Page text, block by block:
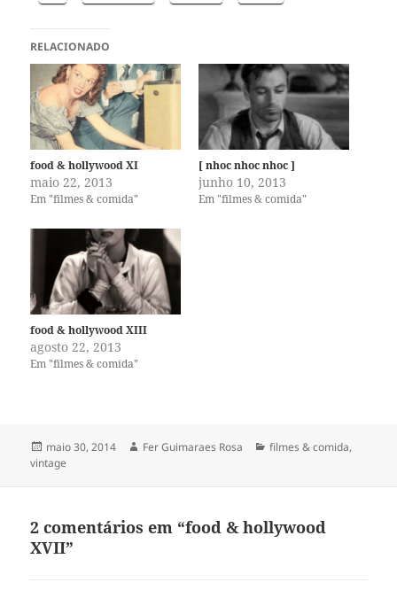
RELACIONADO
food & hollywood XI
maio 22, 2013
Em "filmes & comida"
[ nhoc nhoc nhoc ]
junho 10, 2013
Em "filmes & comida"
food & hollywood XIII
agosto 22, 2013
Em "filmes & comida"
Publicado
em
maio 30, 2014 Autor
Fer Guimaraes Rosa Categorias
filmes & comida,
vintage
2 comentários em “food & hollywood
XVII”